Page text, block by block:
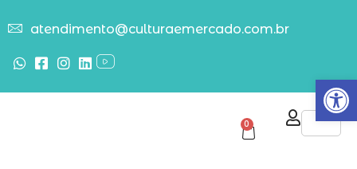
Abrir
atendimento@culturaemercado.com.br
0